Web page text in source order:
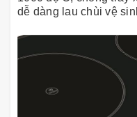
dễ dàng lau chùi vệ